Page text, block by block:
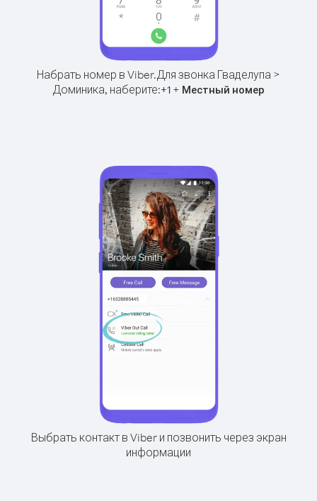
Набрать номер в Viber.Для звонка Гваделупа >
Доминика, наберите:+1 + Местный номер
Выбрать контакт в Viber и позвонить через экран
информации